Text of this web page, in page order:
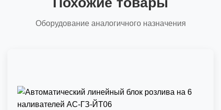
Оборудование аналогичного назначения